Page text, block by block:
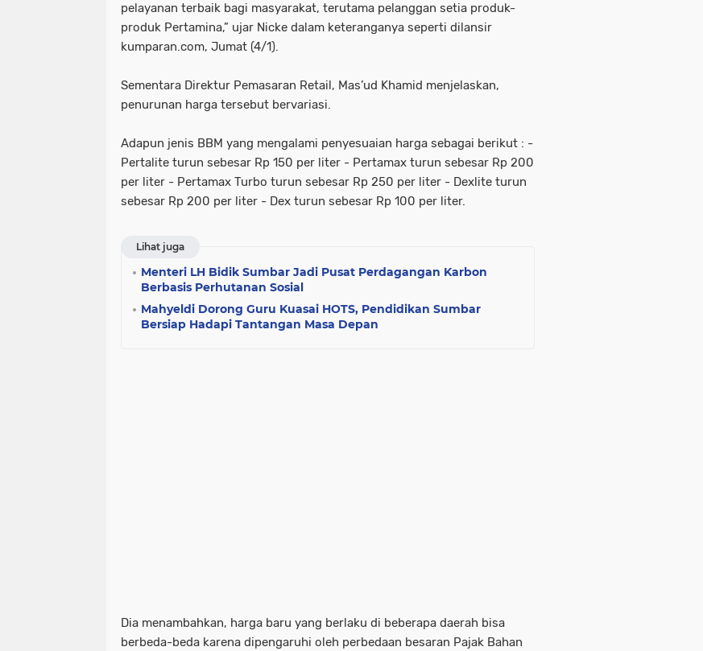
pelayanan terbaik bagi masyarakat, terutama pelanggan setia produk-
produk Pertamina,” ujar Nicke dalam keteranganya seperti dilansir
kumparan.com, Jumat (4/1).
Sementara Direktur Pemasaran Retail, Mas’ud Khamid menjelaskan,
penurunan harga tersebut bervariasi.
Adapun jenis BBM yang mengalami penyesuaian harga sebagai berikut : -
Pertalite turun sebesar Rp 150 per liter - Pertamax turun sebesar Rp 200
per liter - Pertamax Turbo turun sebesar Rp 250 per liter - Dexlite turun
sebesar Rp 200 per liter - Dex turun sebesar Rp 100 per liter.
Lihat juga
Menteri LH Bidik Sumbar Jadi Pusat Perdagangan Karbon
Berbasis Perhutanan Sosial
Mahyeldi Dorong Guru Kuasai HOTS, Pendidikan Sumbar
Bersiap Hadapi Tantangan Masa Depan
Dia menambahkan, harga baru yang berlaku di beberapa daerah bisa
berbeda-beda karena dipengaruhi oleh perbedaan besaran Pajak Bahan